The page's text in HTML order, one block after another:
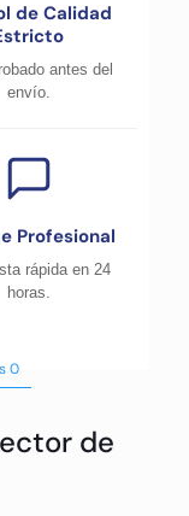
de Calidad
antes del
envío.
Profesional
rápida en 24
horas.
0
de